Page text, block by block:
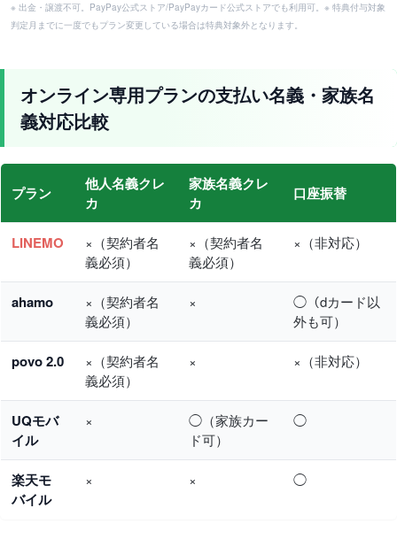
※ 出金・譲渡不可。PayPay公式ストア/PayPayカード公式ストアでも利用可。※ 特典付与対象
判定月までに一度でもプラン変更している場合は特典対象外となります。
オンライン専用プランの支払い名義・家族名
義対応比較
プラン
他人名義クレ
カ
家族名義クレ
カ
口座振替
LINEMO
×（契約者名
義必須）
×（契約者名
義必須）
×（非対応）
ahamo
×（契約者名
義必須）
×
◯（dカード以
外も可）
povo 2.0
×（契約者名
義必須）
× ×（非対応）
UQモバ
イル
×
◯（家族カー
ド可）
◯
楽天モ
バイル
× × ◯